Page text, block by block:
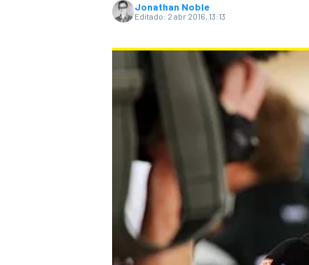
FÓRMULA E
Jonathan Noble
Editado: 2 abr 2016, 13:13